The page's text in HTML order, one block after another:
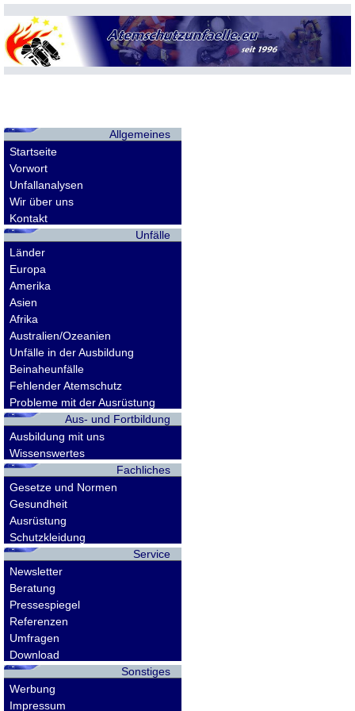
Allgemeines
Startseite
Vorwort
Unfallanalysen
Wir über uns
Kontakt
Unfälle
Länder
Europa
Amerika
Asien
Afrika
Australien/Ozeanien
Unfälle in der Ausbildung
Beinaheunfälle
Fehlender Atemschutz
Probleme mit der Ausrüstung
Aus- und Fortbildung
Ausbildung mit uns
Wissenswertes
Fachliches
Gesetze und Normen
Gesundheit
Ausrüstung
Schutzkleidung
Service
Newsletter
Beratung
Pressespiegel
Referenzen
Umfragen
Download
Sonstiges
Werbung
Impressum